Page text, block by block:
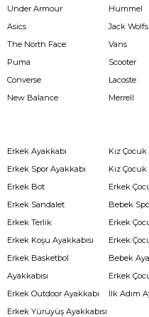
Under Armour
Asics
The North Face
Puma
Converse
New Balance
Hummel
Jack
Vans
Scooter
Lacoste
Merrell
Erkek Ayakkabı
Erkek Spor Ayakkabı
Erkek Bot
Erkek Sandalet
Erkek Terlik
Erkek Koşu Ayakkabısı
Erkek Basketbol
Ayakkabısı
Erkek Outdoor Ayakkabı
Erkek Yürüyüş Ayakkabısı
Kız
Kız
Erkek
Bebek
Erkek
Erkek
Bebek
Erkek
İlk Adım